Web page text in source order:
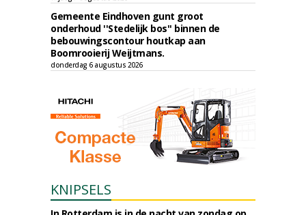
Gemeente Eindhoven gunt groot
onderhoud ''Stedelijk bos'' binnen de
bebouwingscontour houtkap aan
Boomrooierij Weijtmans.
donderdag 6 augustus 2026
KNIPSELS